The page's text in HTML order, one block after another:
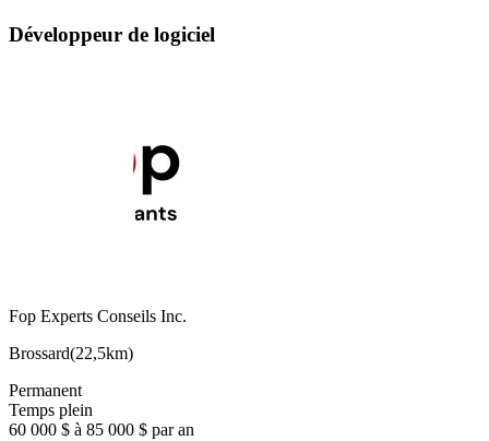
Développeur de logiciel
Fop Experts Conseils Inc.
Brossard(22,5km)
Permanent
Temps plein
60 000 $ à 85 000 $ par an